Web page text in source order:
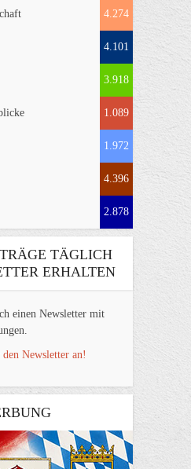
4.274
4.101
3.918
1.089
1.972
4.396
2.878
TÄGLICH
ERHALTEN
einen Newsletter mit
Newsletter an!